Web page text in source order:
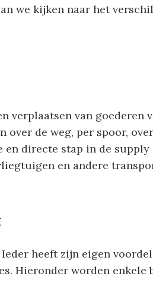
we kijken naar het
verplaatsen van goederen
over de weg, per spoor,
directe stap in de supply
en andere
heeft zijn eigen
Hieronder worden enkele